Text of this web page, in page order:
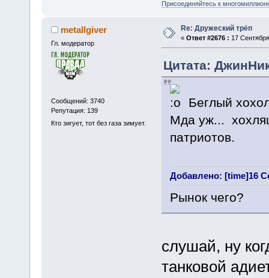
Присоединяйтесь к
metallgiver
Гл. модератор
Сообщений: 3740
Репутация: 139
Кто зигует, тот без газа зимует.
Re: Дружеский трёп
« Ответ #2676 : 17
Цитата:
Беглый
Мда уж...
патриотов.
Добавлено: [time]16
Рынок чего?
слушай, ну
танковой